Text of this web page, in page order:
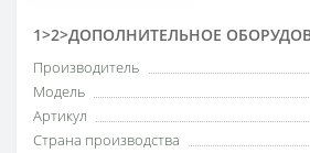
1>2>ДОПОЛНИТЕЛЬНОЕ
Производитель
Модель
Артикул
Страна производства